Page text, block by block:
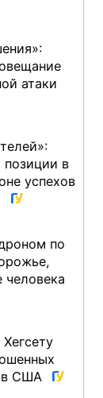
атаки
позиции в
успехов
по
человека
США